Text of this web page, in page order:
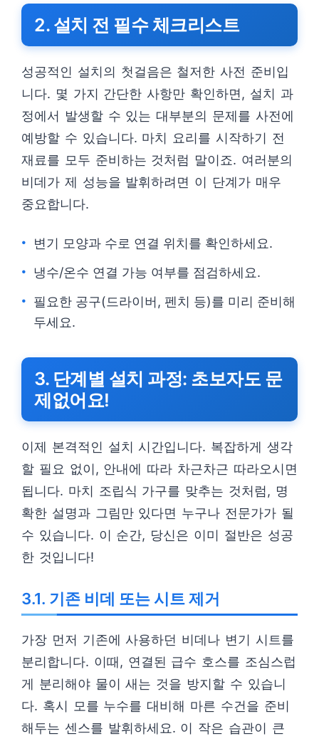
2. 설치 전 필수 체크리스트
성공적인 설치의 첫걸음은 철저한 사전 준비입
니다. 몇 가지 간단한 사항만 확인하면, 설치 과
정에서 발생할 수 있는 대부분의 문제를 사전에
예방할 수 있습니다. 마치 요리를 시작하기 전
재료를 모두 준비하는 것처럼 말이죠. 여러분의
비데가 제 성능을 발휘하려면 이 단계가 매우
중요합니다.
변기 모양과 수로 연결 위치를 확인하세요.
냉수/온수 연결 가능 여부를 점검하세요.
필요한 공구(드라이버, 펜치 등)를 미리 준비해
두세요.
3. 단계별 설치 과정: 초보자도 문
제없어요!
이제 본격적인 설치 시간입니다. 복잡하게 생각
할 필요 없이, 안내에 따라 차근차근 따라오시면
됩니다. 마치 조립식 가구를 맞추는 것처럼, 명
확한 설명과 그림만 있다면 누구나 전문가가 될
수 있습니다. 이 순간, 당신은 이미 절반은 성공
한 것입니다!
3.1. 기존 비데 또는 시트 제거
가장 먼저 기존에 사용하던 비데나 변기 시트를
분리합니다. 이때, 연결된 급수 호스를 조심스럽
게 분리해야 물이 새는 것을 방지할 수 있습니
다. 혹시 모를 누수를 대비해 마른 수건을 준비
해두는 센스를 발휘하세요. 이 작은 습관이 큰